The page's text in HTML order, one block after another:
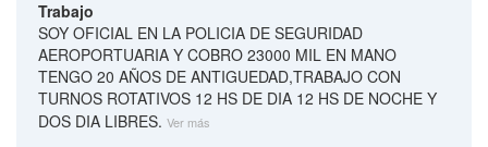
Trabajo
SOY OFICIAL EN LA POLICIA DE SEGURIDAD
AEROPORTUARIA Y COBRO 23000 MIL EN MANO
TENGO 20 AÑOS DE ANTIGUEDAD,TRABAJO CON
TURNOS ROTATIVOS 12 HS DE DIA 12 HS DE NOCHE Y
DOS DIA LIBRES. Ver más